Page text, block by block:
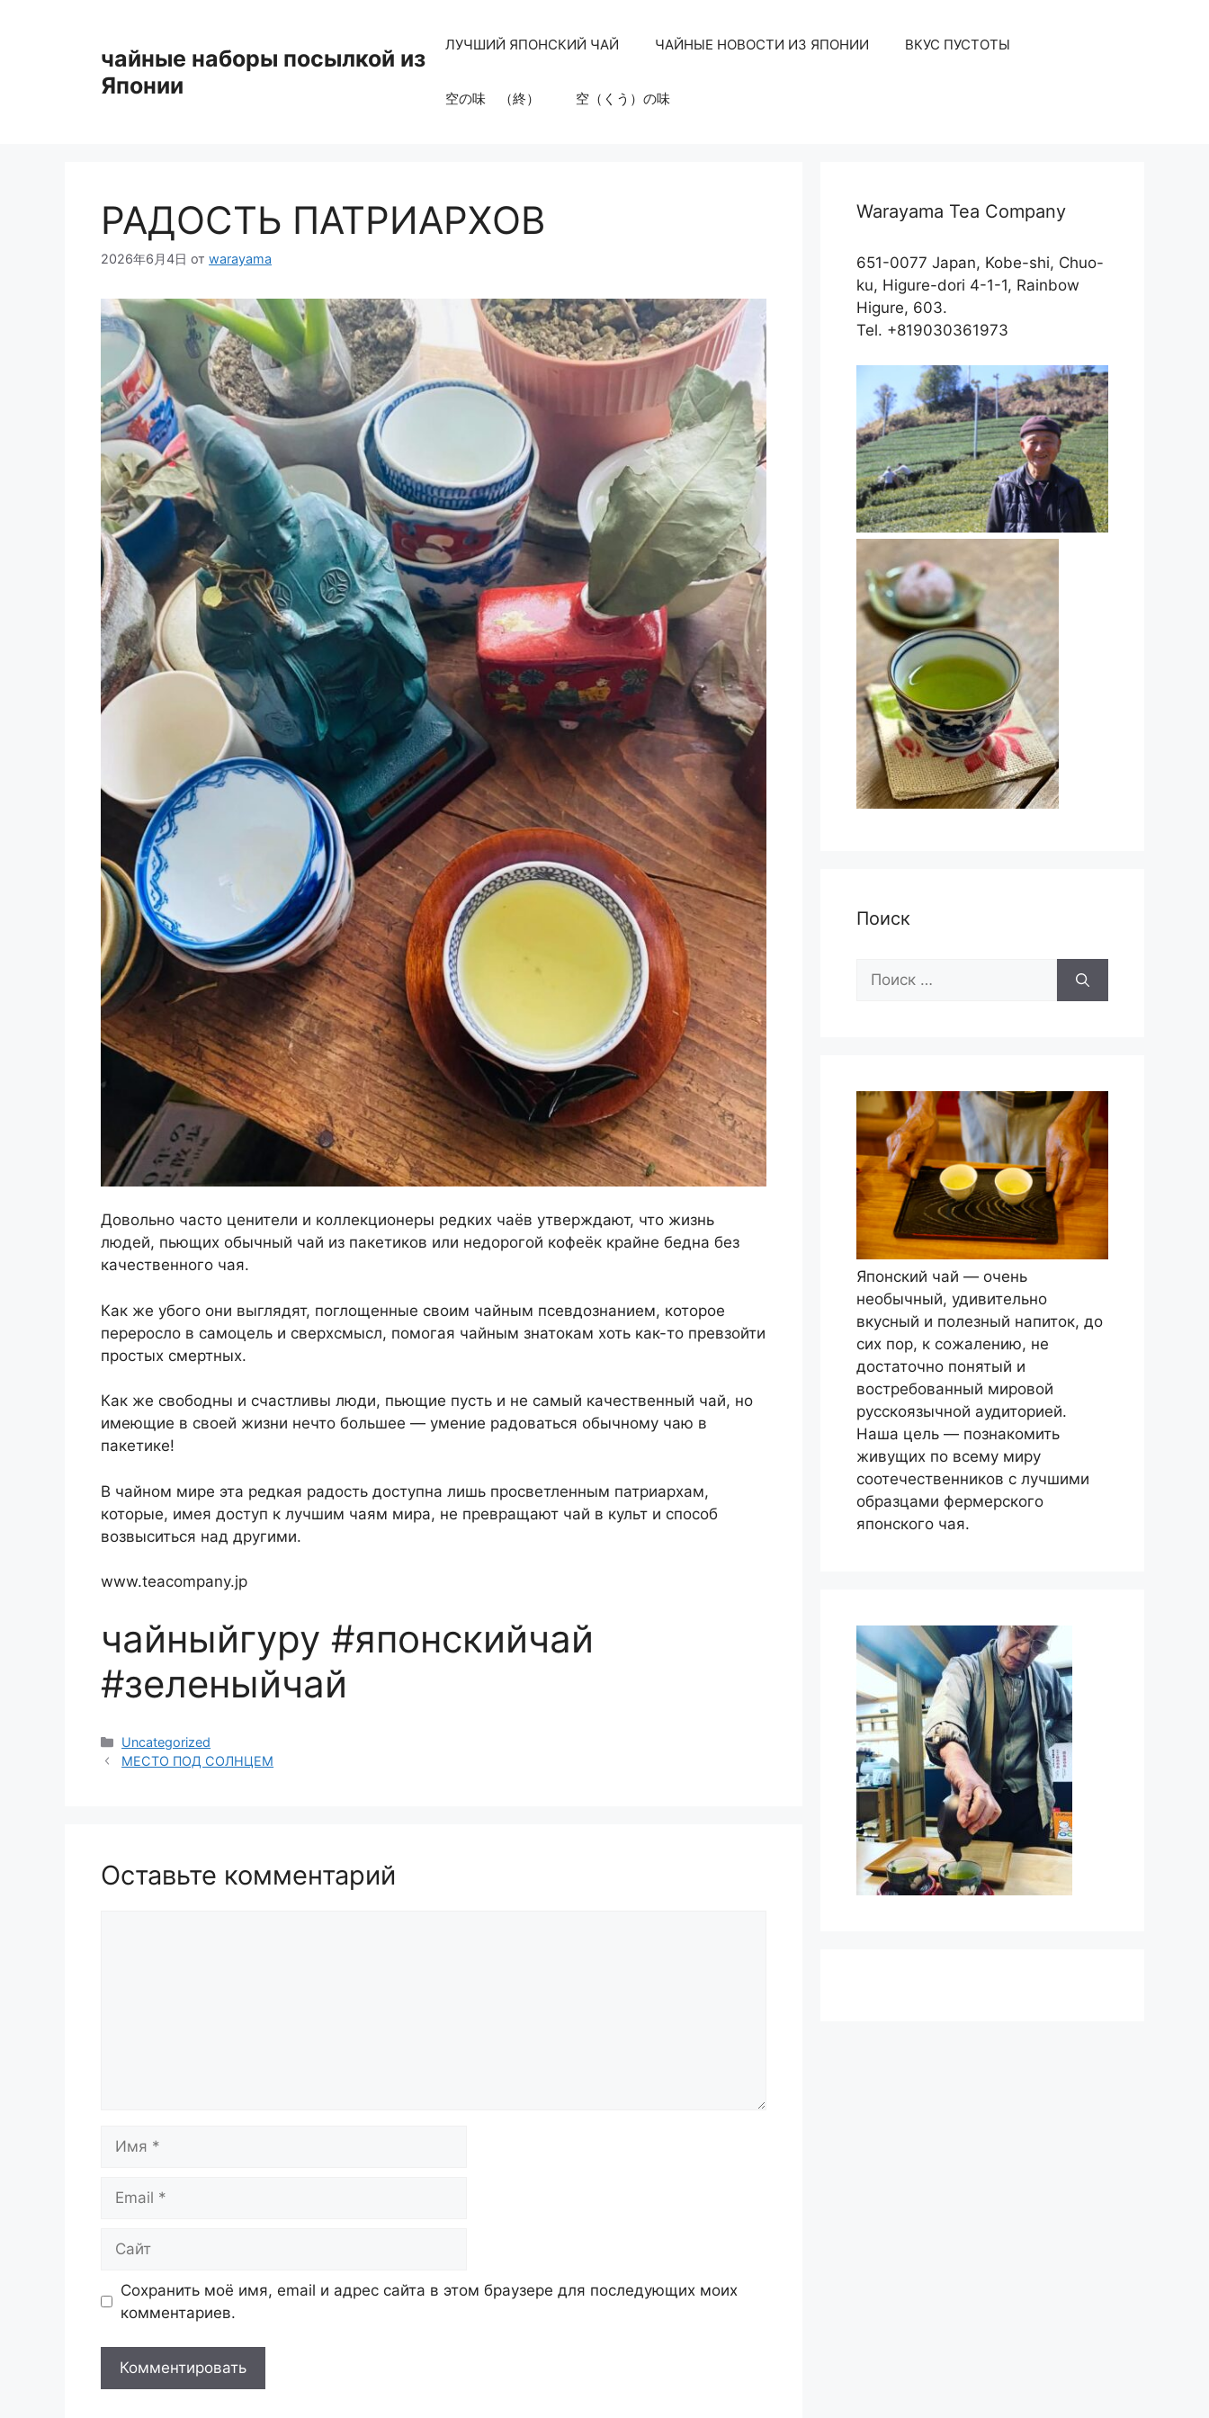
содержимомучайные наборы посылкой из
Японии
ЛУЧШИЙ ЯПОНСКИЙ ЧАЙ ЧАЙНЫЕ НОВОСТИ ИЗ ЯПОНИИ ВКУС ПУСТОТЫ
空の味 （終） 空（くう）の味
РАДОСТЬ ПАТРИАРХОВ
2026年6月4日 от warayama
Довольно часто ценители и коллекционеры редких чаёв утверждают, что жизнь
людей, пьющих обычный чай из пакетиков или недорогой кофеёк крайне бедна без
качественного чая.
Как же убого они выглядят, поглощенные своим чайным псевдознанием, которое
переросло в самоцель и сверхсмысл, помогая чайным знатокам хоть как-то превзойти
простых смертных.
Как же свободны и счастливы люди, пьющие пусть и не самый качественный чай, но
имеющие в своей жизни нечто большее — умение радоваться обычному чаю в
пакетике!
В чайном мире эта редкая радость доступна лишь просветленным патриархам,
которые, имея доступ к лучшим чаям мира, не превращают чай в культ и способ
возвыситься над другими.
www.teacompany.jp
чайныйгуру #японскийчай
#зеленыйчай
Рубрики
Uncategorized
МЕСТО ПОД СОЛНЦЕМ
Оставьте комментарий
Сохранить моё имя, email и адрес сайта в этом браузере для последующих моих
комментариев.
Warayama Tea Company
651-0077 Japan, Kobe-shi, Chuo-
ku, Higure-dori 4-1-1, Rainbow
Higure, 603.
Tel. +819030361973
Поиск
Поиск:
Японский чай — очень
необычный, удивительно
вкусный и полезный напиток, до
сих пор, к сожалению, не
достаточно понятый и
востребованный мировой
русскоязычной аудиторией.
Наша цель — познакомить
живущих по всему миру
соотечественников с лучшими
образцами фермерского
японского чая.